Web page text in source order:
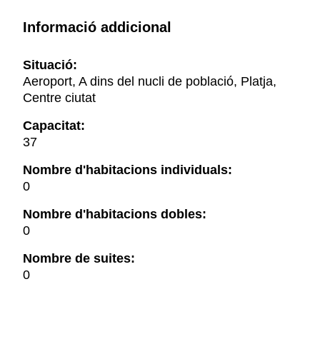
Informació addicional
Situació:
Aeroport, A dins del nucli de població, Platja,
Centre ciutat
Capacitat:
37
Nombre d'habitacions individuals:
0
Nombre d'habitacions dobles:
0
Nombre de suites:
0